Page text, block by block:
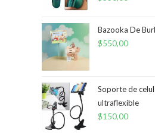
Bazooka De
$550,00
Soporte de
ultraflexible
$150,00